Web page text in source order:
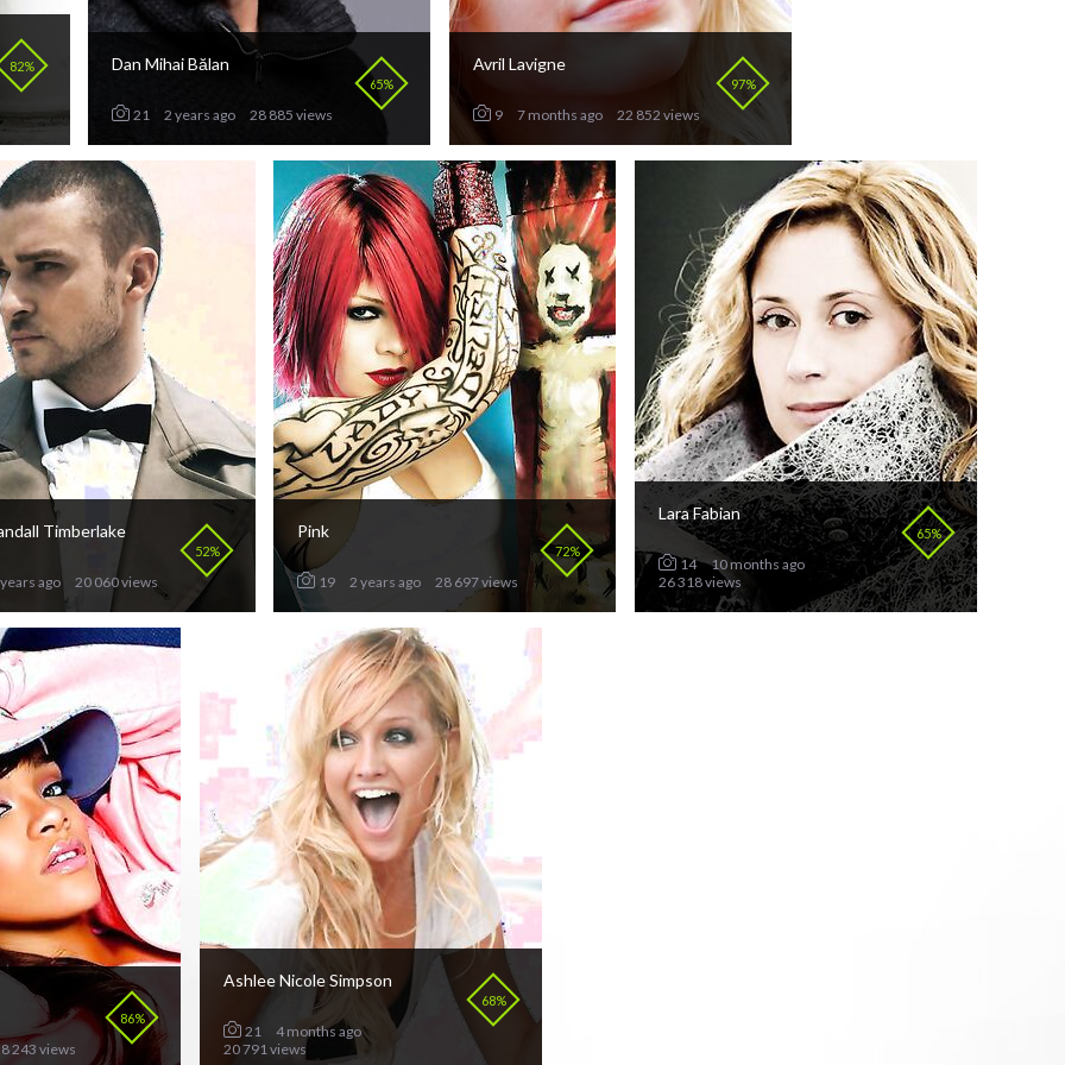
82%
65%
Dan Mihai Bălan
21 2 years ago 28 885 views
97%
Avril Lavigne
9 7 months ago 22 852 views
52%
Timberlake
ago 20 060 views
72%
Pink
19 2 years ago 28 697 views
65%
Lara Fabian
14
10 months ago
26 318 views
86%
243 views
68%
Ashlee Nicole Simpson
21
4 months ago
20 791 views